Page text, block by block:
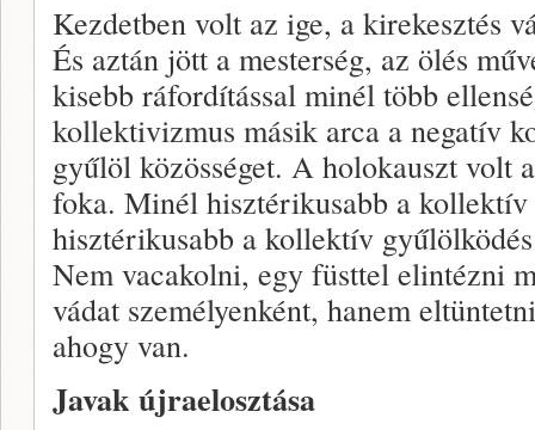
Kezdetben volt az ige, a kirekesztés
És aztán jött a mesterség, az ölés
kisebb ráfordítással minél több
kollektivizmus másik arca a negatív
gyűlöl közösséget. A holokauszt volt
foka. Minél hisztérikusabb a kollektív
hisztérikusabb a kollektív
Nem vacakolni, egy füsttel elintézni
vádat személyenként, hanem
ahogy van.
Javak újraelosztása